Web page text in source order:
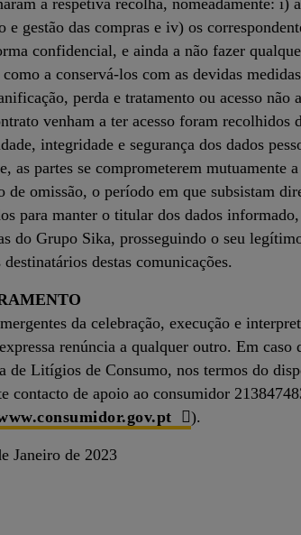
a respetiva recolha, nomeadamente:
gestão das compras e iv) os
confidencial, e ainda a não fazer
a conservá-los com as devidas
perda e tratamento ou acesso
venham a ter acesso foram
integridade e segurança dos dados
as partes se comprometerem mutuamente
de omissão, o período em que subsistam
para manter o titular dos dados
do Grupo Sika, prosseguindo o seu
destas comunicações.
da celebração, execução e
renúncia a qualquer outro. Em
de Litígios de Consumo, nos termos do
contacto de apoio ao consumidor
).
Janeiro de 2023